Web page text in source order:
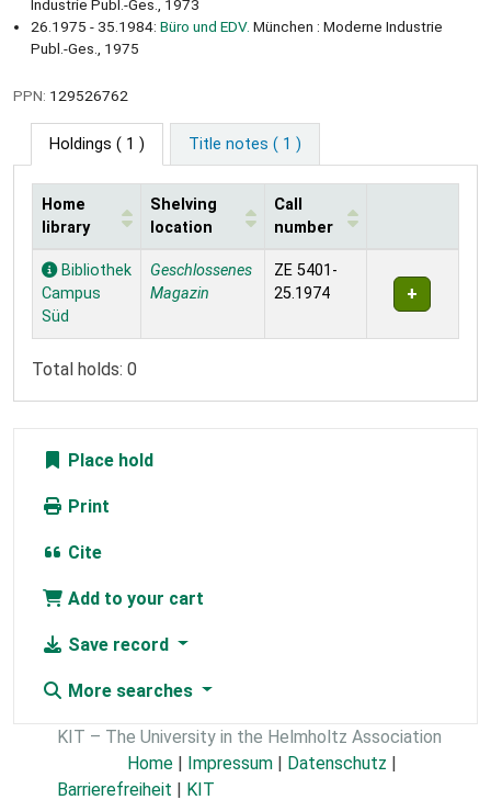
Industrie Publ.-Ges., 1973
26.1975 - 35.1984: Büro und EDV. München : Moderne Industrie
Publ.-Ges., 1975
PPN: 129526762
Holdings ( 1 ) Title notes ( 1 )
Holdings
Home
library
Shelving
location
Call
number
Bibliothek
Campus
Süd
Geschlossenes
Magazin
ZE 5401-
25.1974
Total holds: 0
Place hold
Print
Cite
Add to your cart
Save record
More searches
KIT – The University in the Helmholtz Association
Home | Impressum | Datenschutz |
Barrierefreiheit | KIT